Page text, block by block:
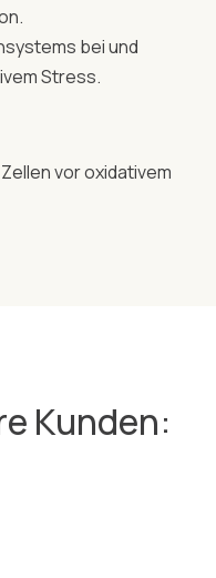
bei und
Stress.
vor oxidativem
Kunden: